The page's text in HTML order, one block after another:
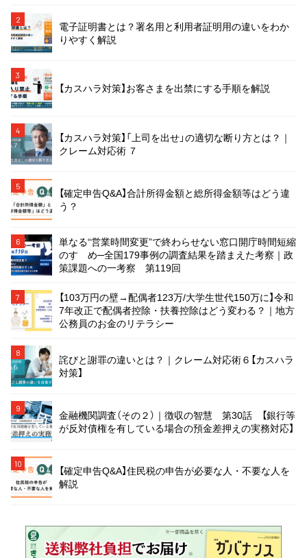
2
電子証明書とは？署名用と利用者証明用の違いをわか
りやすく解説
3
【カスハラ対策】お客さまを出禁にする手順を解説
4
【カスハラ対策】「上司を出せ」の適切な断り方とは？｜
クレーム対応術 ７
5
【確定申告Q&A】合計所得金額と総所得金額等はどう違
う？
6
単なる“営業時間変更”で終わらせない窓口開庁時間短縮
のすゝめ─全国179事例の調査結果を踏まえた考察｜政
策課題への一考察 第119回
7
【103万円の壁→配偶者123万/大学生世代150万に】令和
7年改正で配偶者控除・扶養控除はどう変わる？｜地方
公務員のお金のリテラシー
8
詫びと謝罪の違いとは？｜クレーム対応術６【カスハラ
対策】
9
金融機関調査（その２）｜徴収の智慧 第30話 【銀行等
が反対債権を有している場合の預金差押えの実務対応】
10
【確定申告Q&A】住民税の申告が必要な人・不要な人を
解説